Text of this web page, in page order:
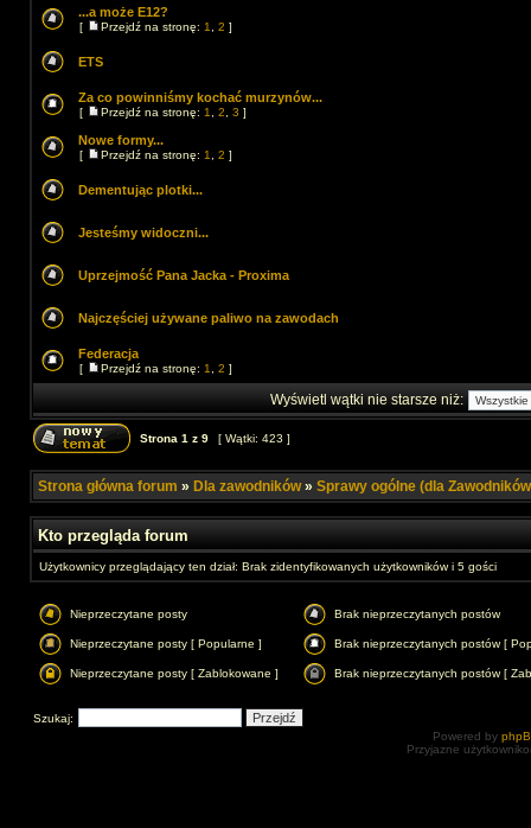
...a może E12?
[ Przejdź na stronę: 1 2 ]
ETS
Za co powinniśmy kochać murzynów...
[ Przejdź na stronę: 1 2 3 ]
Nowe formy...
[ Przejdź na stronę: 1 2 ]
Dementując plotki...
Jesteśmy widoczni...
Uprzejmość Pana Jacka - Proxima
Najczęściej używane paliwo na zawodach
Federacja
[ Przejdź na stronę: 1 2 ]
Wyświetl wątki nie starsze niż:
Strona 1 z 9 [ Wątki: 423 ]
Strona główna forum » Dla zawodników» Sprawy ogólne (dla
Kto przegląda forum
Użytkownicy przeglądający ten dział: Brak zidentyfikowanych użytkowników i 5 gości
Nieprzeczytane posty Brak nieprzeczytanych postów
Nieprzeczytane posty [ Popularne ] Brak nieprzeczytanych postów [
Nieprzeczytane posty [ Zablokowane ] Brak nieprzeczytanych postów [
Szukaj:
Powered by
Przyjazne